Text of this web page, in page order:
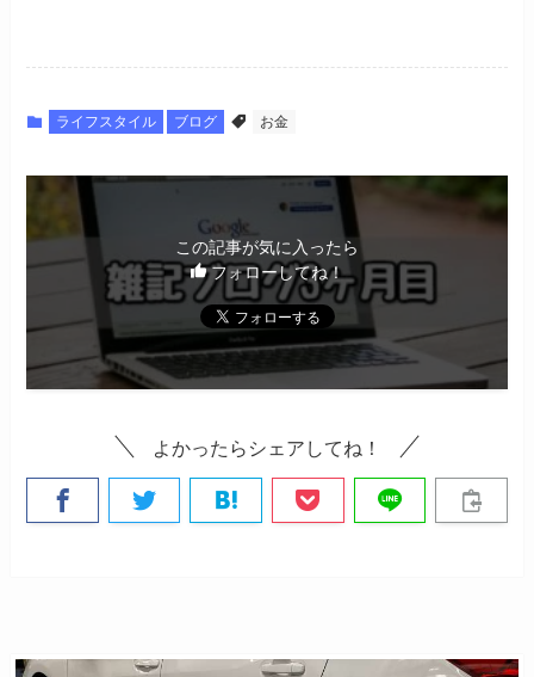
ライフスタイル ブログ お金
この記事が気に入ったら
フォローしてね！
よかったらシェアしてね！